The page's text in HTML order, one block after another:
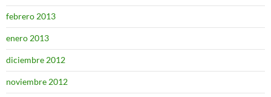
febrero 2013
enero 2013
diciembre 2012
noviembre 2012